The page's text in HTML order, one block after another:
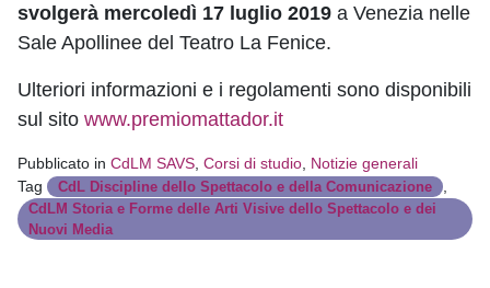
svolgerà mercoledì 17 luglio 2019 a Venezia nelle
Sale Apollinee del Teatro La Fenice.
Ulteriori informazioni e i regolamenti sono disponibili
sul sito www.premiomattador.it
Pubblicato in CdLM SAVS Corsi di studio Notizie generali
Tag
CdL Discipline dello Spettacolo e della Comunicazione
CdLM Storia e Forme delle Arti Visive dello Spettacolo e dei
Nuovi Media